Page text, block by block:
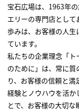
宝石広場は、1963年
エリーの専門店とし
歩みは、お客様の人生
ています。
私たちの企業理念「ト
のために」は、常に
り、お客様の信頼と
経験とノウハウを活か
とで、お客様の大切な